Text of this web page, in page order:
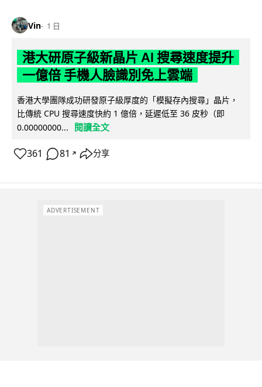
Vin 1 日
港大研原子級新晶片 AI 搜尋速度提升
一億倍 手機人臉識別免上雲端
香港大學團隊成功研發原子級厚度的「模擬存內搜尋」晶片，
比傳統 CPU 搜尋速度快約 1 億倍，延遲低至 36 皮秒（即
0.00000000...
閱讀全文
361 81 ↗ 分享
ADVERTISEMENT